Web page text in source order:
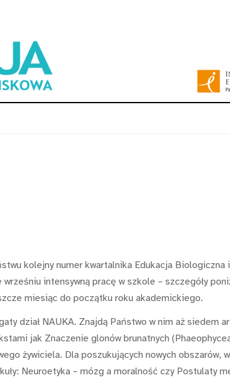
kolejny numer kwartalnika Edukacja
intensywną pracę w szkole – szczegóły
miesiąc do początku roku akademickiego.
dział NAUKA. Znajdą Państwo w nim aż siedem
jak Znaczenie glonów brunatnych
żywiciela. Dla poszukujących nowych
Neuroetyka – mózg a moralność czy Postulaty